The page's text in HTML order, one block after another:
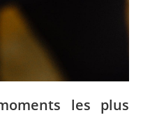
les plus